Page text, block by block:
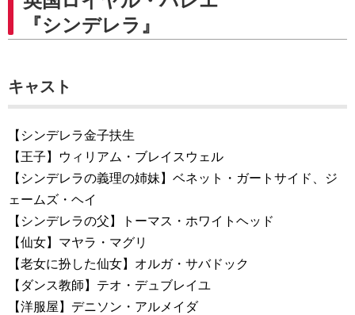
『シンデレラ』
キャスト
【シンデレラ金子扶生
【王子】ウィリアム・ブレイスウェル
【シンデレラの義理の姉妹】ベネット・ガートサイド、ジ
ェームズ・ヘイ
【シンデレラの父】トーマス・ホワイトヘッド
【仙女】マヤラ・マグリ
【老女に扮した仙女】オルガ・サバドック
【ダンス教師】テオ・デュブレイユ
【洋服屋】デニソン・アルメイダ